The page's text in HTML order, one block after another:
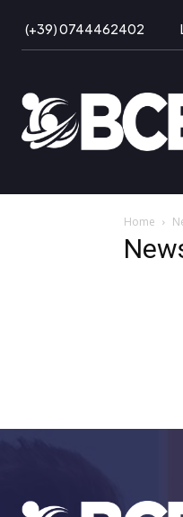
(+39) 0744462402
Home